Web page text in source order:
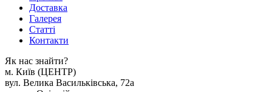
Доставка
Галерея
Статтi
Контакти
Як наc знайти?
м. Киïв (ЦЕНТР)
вул. Велика Васильківська, 72а